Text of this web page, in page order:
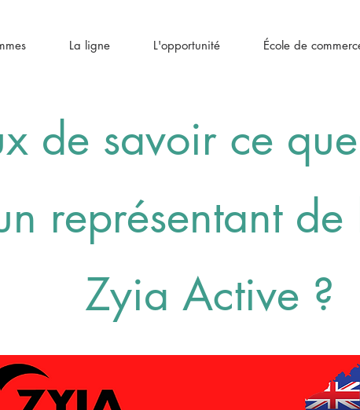
La ligne L'opportunité École de
de savoir ce
représentant
Zyia Active ?